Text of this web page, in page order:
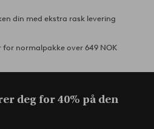
din med ekstra rask levering
for normalpakke over 649 NOK
deg for 40% på den